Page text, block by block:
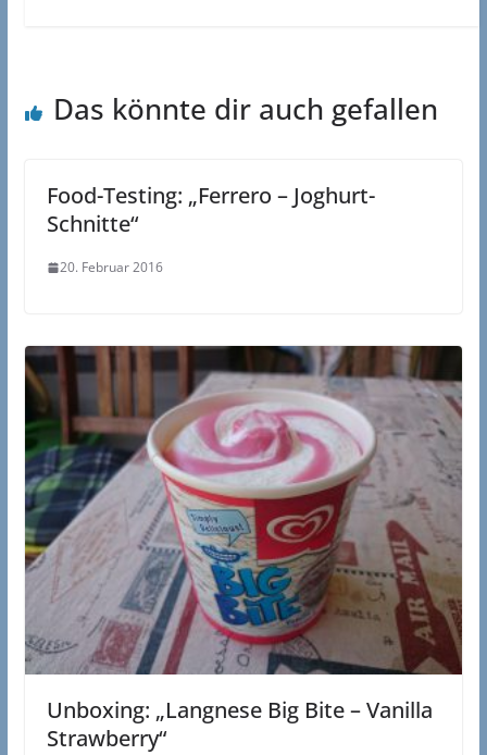
Das könnte dir auch gefallen
Food-Testing: „Ferrero – Joghurt-
Schnitte“
20. Februar 2016
Unboxing: „Langnese Big Bite – Vanilla
Strawberry“